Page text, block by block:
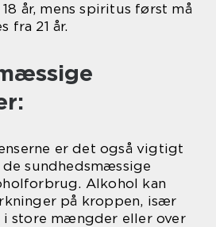
år, mens spiritus først må
fra 21 år.
er det også vigtigt
sundhedsmæssige
Alkohol kan
på kroppen, især
i store mængder eller over